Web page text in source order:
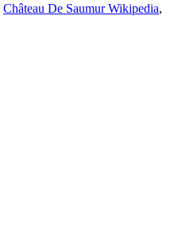
Château De Saumur Wikipedia,